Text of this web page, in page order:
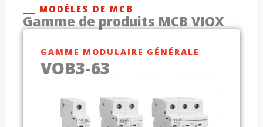
⎯⎯ MODÈLES DE MCB
Gamme de produits MCB VIOX
GAMME MODULAIRE GÉNÉRALE
VOB3-63